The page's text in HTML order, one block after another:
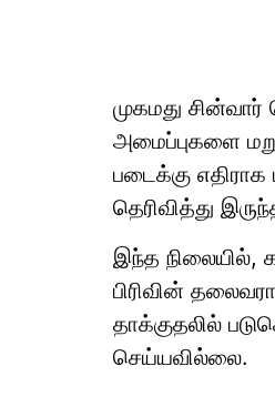
முகமது
அமைப்புகளை
படைக்கு
தெரிவித்து
இந்த நிலையில்,
பிரிவின்
தாக்குதலில்
செய்யவில்லை.